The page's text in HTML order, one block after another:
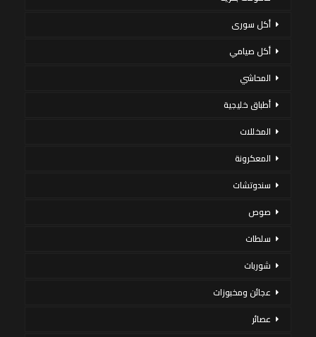
أكل سورى
أكل صيامي
المحاشي
أطباق خليجية
المخللات
المعكرونة
سندوتشات
صوص
سلطات
شوربات
عجائن ومخبوزات
عصائر